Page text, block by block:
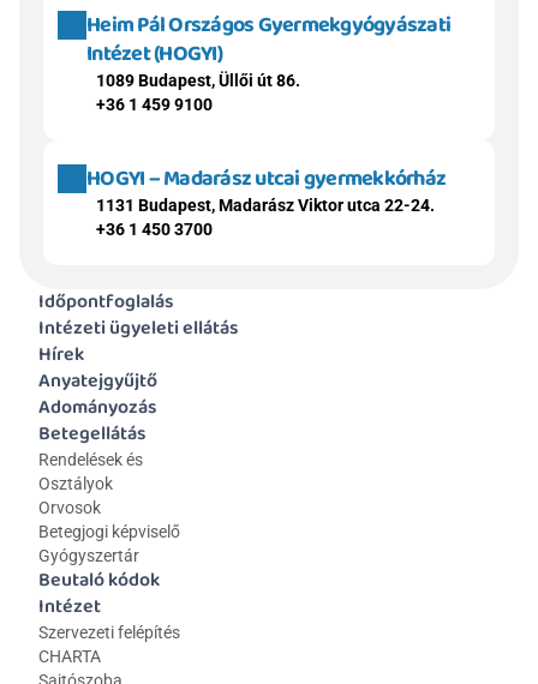
Heim Pál Országos Gyermekgyógyászati
Intézet (HOGYI)
1089 Budapest, Üllői út 86.
+36 1 459 9100
HOGYI – Madarász utcai gyermekkórház
1131 Budapest, Madarász Viktor utca 22-24.
+36 1 450 3700
Időpontfoglalás
Intézeti ügyeleti ellátás
Hírek
Anyatejgyűjtő
Adományozás
Betegellátás
Rendelések és
Osztályok
Orvosok
Betegjogi képviselő
Gyógyszertár
Beutaló kódok
Intézet
Szervezeti felépítés
CHARTA